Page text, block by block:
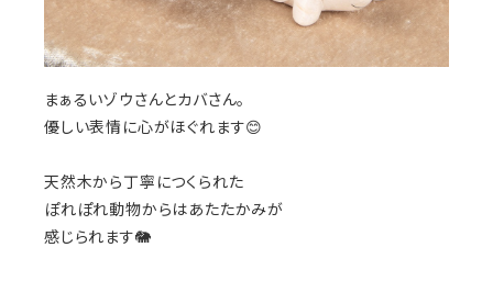
まぁるいゾウさんとカバさん。
優しい表情に心がほぐれます😊
天然木から丁寧につくられた
ぽれぽれ動物からはあたたかみが
感じられます🐘